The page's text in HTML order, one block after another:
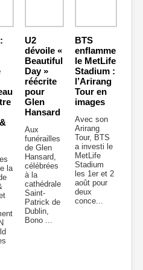
la
U2
dévoile «
Beautiful
Day »
réécrite
pour
Glen
Hansard
Aux
funérailles
de Glen
Hansard,
célébrées
à la
cathédrale
Saint-
Patrick de
Dublin,
Bono ...
BTS
enflamme
le MetLife
Stadium :
l’Arirang
Tour en
images
Avec son
Arirang
Tour, BTS
a investi le
MetLife
Stadium
les 1er et 2
août pour
deux
conce...